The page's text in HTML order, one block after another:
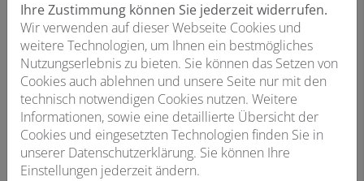
Was können wir für Sie tun?
Geben Sie uns eine kurze Beschreibung,
worum es geht
Ihre Zustimmung können Sie jederzeit widerrufen.
Wir verwenden auf dieser Webseite Cookies und
weitere Technologien, um Ihnen ein bestmögliches
Nutzungserlebnis zu bieten. Sie können das Setzen von
Cookies auch ablehnen und unsere Seite nur mit den
technisch notwendigen Cookies nutzen. Weitere
Informationen, sowie eine detaillierte Übersicht der
Cookies und eingesetzten Technologien finden Sie in
unserer Datenschutzerklärung. Sie können Ihre
Einstellungen jederzeit ändern.